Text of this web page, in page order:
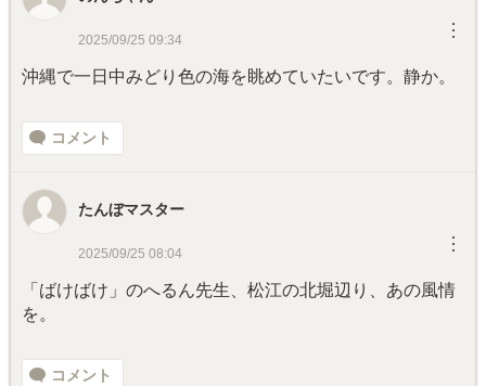
2025/09/25 09:34 ︙
沖縄で一日中みどり色の海を眺めていたいです。静か。
コメント
たんぼマスター
2025/09/25 08:04 ︙
「ばけばけ」のへるん先生、松江の北堀辺り、あの風情
を。
コメント